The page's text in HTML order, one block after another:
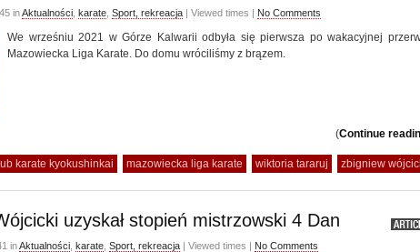
inAktualności karate Sport, rekreacja | Viewed times | No Comments
We wrześniu 2021 w Górze Kalwarii odbyła się pierwsza po wakacyjnej
Mazowiecka Liga Karate. Do domu wróciliśmy z brązem.
(Continue
karate kyokushinkai mazowiecka liga karate wiktoria tararuj zbigniew
uzyskał stopień mistrzowski 4 Dan
inAktualności karate Sport, rekreacja | Viewed times | No Comments